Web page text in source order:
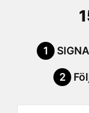
1
2